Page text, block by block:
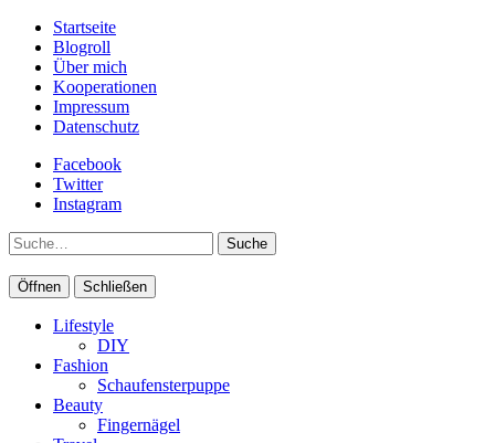
Startseite
Blogroll
Über mich
Kooperationen
Impressum
Datenschutz
Facebook
Twitter
Instagram
Suche
Öffnen Schließen
Lifestyle
DIY
Fashion
Schaufensterpuppe
Beauty
Fingernägel